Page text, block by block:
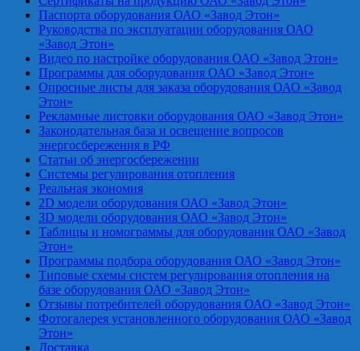
Паспорта оборудования ОАО «Завод Этон»
Руководства по эксплуатации оборудования ОАО
«Завод Этон»
Видео по настройке оборудования ОАО «Завод Этон»
Программы для оборудования ОАО «Завод Этон»
Опросные листы для заказа оборудования ОАО «Завод
Этон»
Рекламные листовки оборудования ОАО «Завод Этон»
Законодательная база и освещение вопросов
энергосбережения в РФ
Статьи об энергосбережении
Системы регулирования отопления
Реальная экономия
2D модели оборудования ОАО «Завод Этон»
3D модели оборудования ОАО «Завод Этон»
Таблицы и номограммы для оборудования ОАО «Завод
Этон»
Программы подбора оборудования ОАО «Завод Этон»
Типовые схемы систем регулирования отопления на
базе оборудования ОАО «Завод Этон»
Отзывы потребителей оборудования ОАО «Завод Этон»
Фотогалерея установленного оборудования ОАО «Завод
Этон»
Доставка